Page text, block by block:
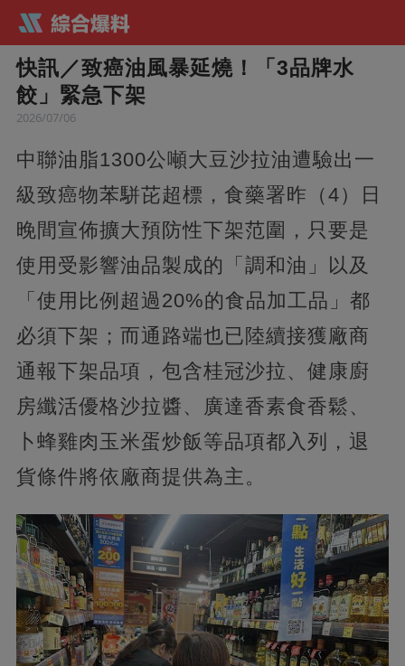
快訊／致癌油風暴延燒！「3品牌水
餃」緊急下架
2026/07/06
中聯油脂1300公噸大豆沙拉油遭驗出一
級致癌物苯駢芘超標，食藥署昨（4）日
晚間宣佈擴大預防性下架范圍，只要是
使用受影響油品製成的「調和油」以及
「使用比例超過20%的食品加工品」都
必須下架；而通路端也已陸續接獲廠商
通報下架品項，包含桂冠沙拉、健康廚
房纖活優格沙拉醬、廣達香素食香鬆、
卜蜂雞肉玉米蛋炒飯等品項都入列，退
貨條件將依廠商提供為主。